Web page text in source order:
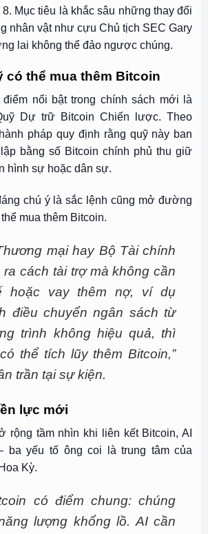
Mục tiêu là khắc sâu những thay đổi
nhân vật như cựu Chủ tịch SEC Gary
lai không thể đảo ngược chúng.
có thể mua thêm Bitcoin
điểm nổi bật trong chính sách mới là
Dự trữ Bitcoin Chiến lược. Theo
pháp quy định rằng quỹ này ban
bằng số Bitcoin chính phủ thu giữ
hình sự hoặc dân sự.
chú ý là sắc lệnh cũng mở đường
mua thêm Bitcoin.
mại hay Bộ Tài chính
ra cách tài trợ mà không cần
hoặc vay thêm nợ, ví dụ
điều chuyển ngân sách từ
trình không hiệu quả, thì
thể tích lũy thêm Bitcoin,”
trần tại sự kiện.
lực mới
rộng tầm nhìn khi liên kết Bitcoin, AI
ba yếu tố ông coi là trung tâm của
Kỳ.
có điểm chung: chúng
lượng khổng lồ. AI cần